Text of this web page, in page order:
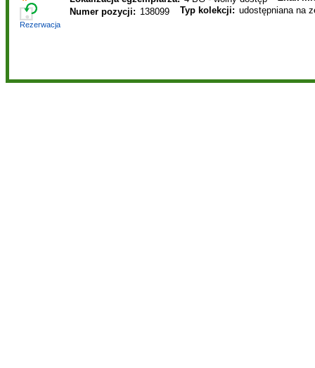
Numer pozycji: 138099 Typ kolekcji: udostępniana na
Rezerwacja